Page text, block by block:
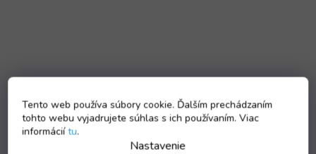
Tento web používa súbory cookie. Ďalším prechádzaním
tohto webu vyjadrujete súhlas s ich používaním. Viac
informáciítu.
Nastavenie